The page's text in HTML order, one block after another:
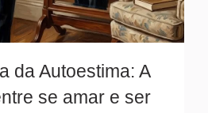
da Autoestima: A
se amar e ser